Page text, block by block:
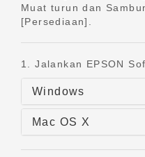
Muat turun dan
[Persediaan].
1. Jalankan EPSON
Windows
Mac OS X